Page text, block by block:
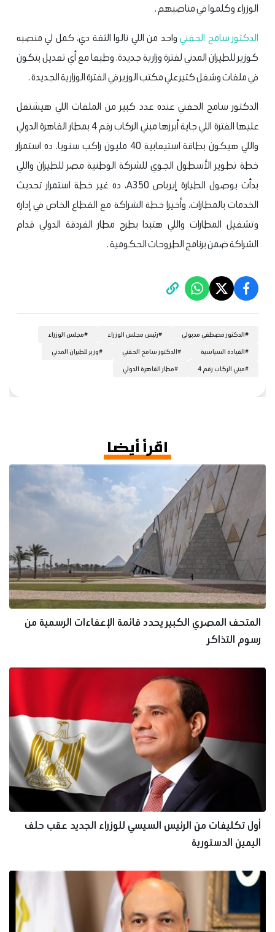
الوزراء وكلموا في مناصبهم .
الدكتور سامح الحفني واحد من اللي نالوا الثقة دي، كمل لي منصبه
كوزير للطيران المدني لفترة وزارية جديدة، وطبعا مع أي تعديل بتكون
في ملفات وشغل كتير علي مكتب الوزير في الفترة الوزارية الجديدة .
الدكتور سامح الحفني عنده عدد كبير من الملفات اللي هيشتغل
عليها الفترة اللي جاية أبرزها مبني الركاب رقم 4 بمطار القاهرة الدولي
واللي هيكون بطاقة استيعابية 40 مليون راكب سنويا. ده استمرار
خطة تطوير الأسطول الجوي للشركة الوطنية مصر للطيران واللي
بدأت بوصول الطيارة إيرباص A350، ده غير خطة استمرار تحديث
الخدمات بالمطارات، وأخيرا خطة الشراكة مع القطاع الخاص في إدارة
وتشغيل المطارات واللي هتبدا بطرح مطار الغردقة الدولي قدام
الشراكة ضمن برنامج الطروحات الحكومية .
#الدكتور مصطفي مدبولي #رئيس مجلس الوزراء #مجلس الوزراء
#القيادة السياسية #الدكتور سامح الحفني #وزير للطيران المدني
#مبني الركاب رقم 4 #مطار القاهرة الدولي
اقرأ أيضا
المتحف المصري الكبير يحدد قائمة الإعفاءات الرسمية من
رسوم التذاكر
أول تكليفات من الرئيس السيسي للوزراء الجديد عقب حلف
اليمين الدستورية